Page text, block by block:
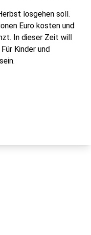
losgehen soll.
Euro kosten und
In dieser Zeit will
Kinder und